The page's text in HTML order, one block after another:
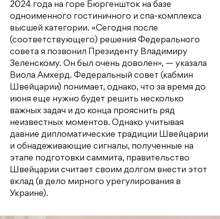
2024 года на горе Бюргеншток на базе
одноименного гостиничного и спа-комплекса
высшей категории. «Сегодня после
(соответствующего) решения Федерального
совета я позвонил Президенту Владимиру
Зеленскому. Он был очень доволен», — указала
Виола Амхерд. Федеральный совет (кабмин
Швейцарии) понимает, однако, что за время до
июня еще нужно будет решить несколько
важных задач и до конца прояснить ряд
неизвестных моментов. Однако учитывая
давние дипломатические традиции Швейцарии
и обнадеживающие сигналы, полученные на
этапе подготовки саммита, правительство
Швейцарии считает своим долгом внести этот
вклад (в дело мирного урегулирования в
Украине).